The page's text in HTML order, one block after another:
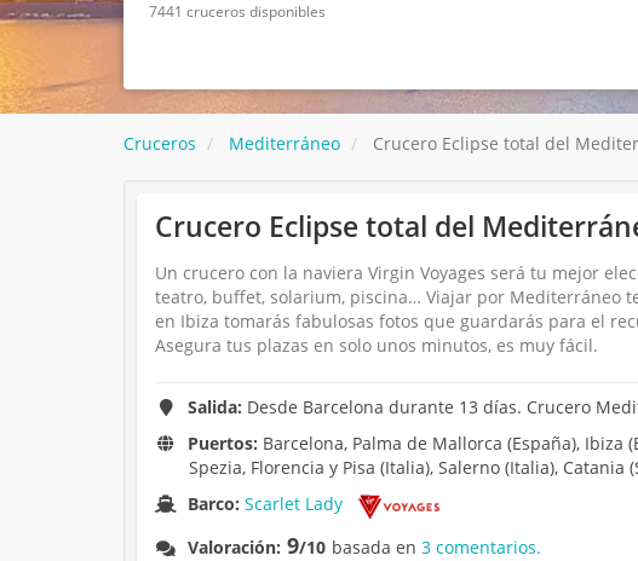
7441 cruceros disponibles
Cruceros Mediterráneo Crucero Eclipse total del
Crucero Eclipse total del
Un crucero con la naviera Virgin Voyages será tu mejor
teatro, buffet, solarium, piscina… Viajar por Mediterráneo
en Ibiza tomarás fabulosas fotos que guardarás para el
Asegura tus plazas en solo unos minutos, es muy fácil.
Salida: Desde Barcelona durante 13 días. Crucero
Puertos: Barcelona, Palma de Mallorca (España), Ibiza
Spezia, Florencia y Pisa (Italia), Salerno (Italia), Catania
Barco:Scarlet Lady
Valoración: 9/10 basada en3 comentarios.